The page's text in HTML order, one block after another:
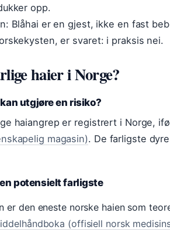
opp.
Blåhai er en gjest, ikke en fast
er svaret: i praksis nei.
haier i Norge?
utgjøre en risiko?
haiangrep er registrert i Norge,
magasin). De farligste
potensielt farligste
er den eneste norske haien som
(offisiell norsk